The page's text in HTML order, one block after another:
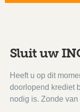
Sluit uw
Heeft u op dit
doorlopend krediet
nodig is. Zonde van